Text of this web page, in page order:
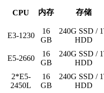
CPU 内存 存储
E3-1230
16
GB
240G SSD /
HDD
E5-2660
16
GB
240G SSD /
HDD
2*E5-
2450L
16
GB
240G SSD /
HDD